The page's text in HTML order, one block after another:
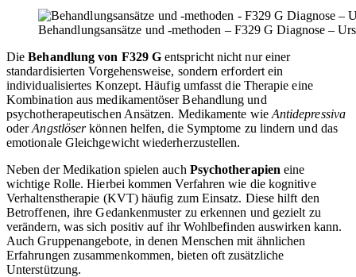
Behandlungsansätze und -methoden – F329 G Diagnose –
DieBehandlung von F329 G entspricht nicht nur einer
standardisierten Vorgehensweise, sondern erfordert ein
individualisiertes Konzept. Häufig umfasst die Therapie eine
Kombination aus medikamentöser Behandlung und
psychotherapeutischen Ansätzen. Medikamente wie Antidepressiva
oderAngstlöserkönnen helfen, die Symptome zu lindern und das
emotionale Gleichgewicht wiederherzustellen.
Neben der Medikation spielen auch Psychotherapien eine
wichtige Rolle. Hierbei kommen Verfahren wie die kognitive
Verhaltenstherapie (KVT) häufig zum Einsatz. Diese hilft den
Betroffenen, ihre Gedankenmuster zu erkennen und gezielt zu
verändern, was sich positiv auf ihr Wohlbefinden auswirken kann.
Auch Gruppenangebote, in denen Menschen mit ähnlichen
Erfahrungen zusammenkommen, bieten oft zusätzliche
Unterstützung.